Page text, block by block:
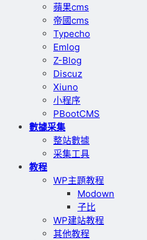
蘋果cms
帝國cms
Typecho
Emlog
Z-Blog
Discuz
Xiuno
小程序
PBootCMS
數據采集
整站數據
采集工具
教程
WP主題教程
Modown
子比
WP建站教程
其他教程